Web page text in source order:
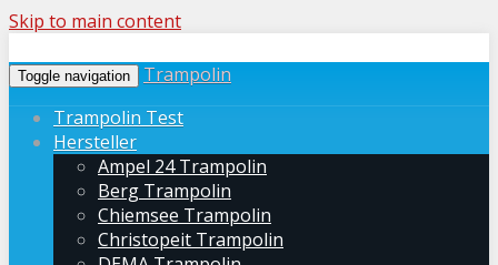
Skip to main content
Toggle navigation
Trampolin
Trampolin Test
Hersteller
Ampel 24 Trampolin
Berg Trampolin
Chiemsee Trampolin
Christopeit Trampolin